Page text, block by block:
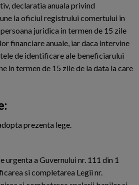
declaratia anuala privind
la oficiul registrului comertului in
juridica in termen de 15 zile
financiare anuale, iar daca intervine
de identificare ale beneficiarului
in termen de 15 zile de la data la care
prezenta lege.
urgenta a Guvernului nr. 111 din 1
si completarea Legii nr.